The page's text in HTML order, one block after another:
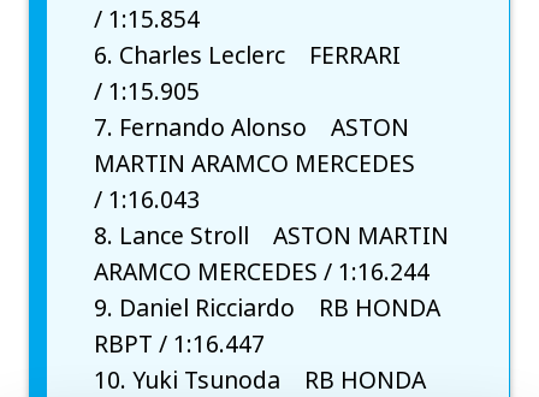
/ 1:15.854
6. Charles Leclerc FERRARI
/ 1:15.905
7. Fernando Alonso ASTON
MARTIN ARAMCO MERCEDES
/ 1:16.043
8. Lance Stroll ASTON MARTIN
ARAMCO MERCEDES / 1:16.244
9. Daniel Ricciardo RB HONDA
RBPT / 1:16.447
10. Yuki Tsunoda RB HONDA